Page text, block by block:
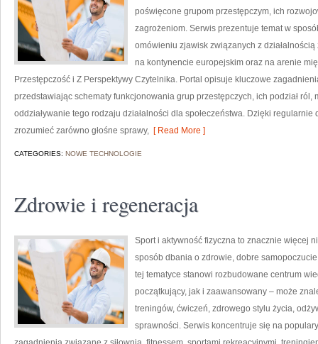
poświęcone grupom przestępczym, ich
zagrożeniom. Serwis prezentuje temat w
omówieniu zjawisk związanych z
na kontynencie europejskim oraz na arenie
Przestępczość i Z Perspektywy Czytelnika. Portal opisuje kluczowe
przedstawiając schematy funkcjonowania grup przestępczych, ich podział ról,
oddziaływanie tego rodzaju działalności dla społeczeństwa. Dzięki regularnie
zrozumieć zarówno głośne sprawy, [ Read More ]
CATEGORIES: NOWE TECHNOLOGIE
Zdrowie i regeneracja
Sport i aktywność fizyczna to znacznie więcej
sposób dbania o zdrowie, dobre
tej tematyce stanowi rozbudowane centrum
początkujący, jak i zaawansowany – może
treningów, ćwiczeń, zdrowego stylu życia,
sprawności. Serwis koncentruje się na